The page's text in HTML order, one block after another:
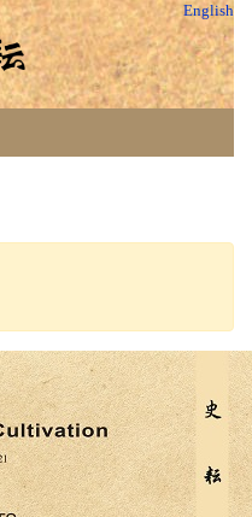
English